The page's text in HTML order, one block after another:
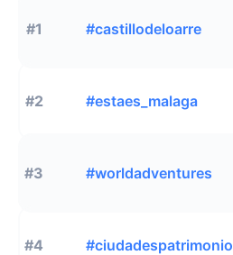
#1 #castillodeloarre
#2 #estaes_malaga
#3 #worldadventures
#4 #ciudadespatrimonio